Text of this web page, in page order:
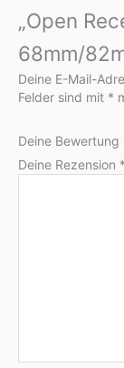
„Open
68mm/
Deine E-Mail-
Felder sind mit *
Deine Bewertung
Deine Rezension *